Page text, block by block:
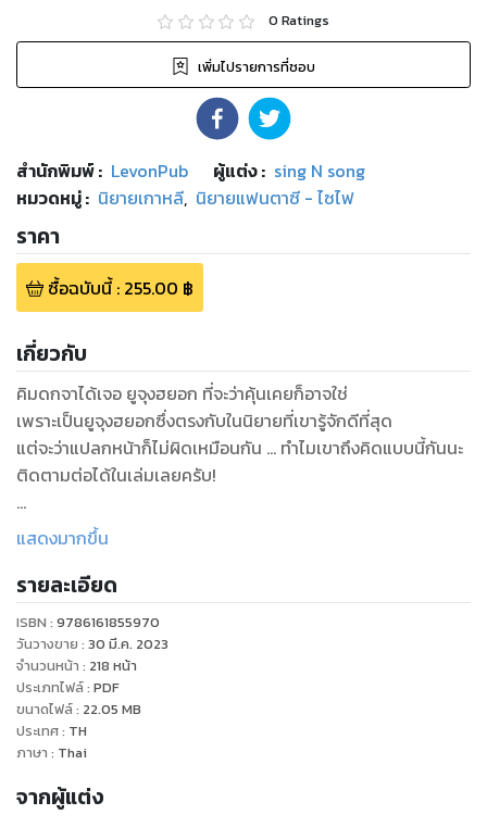
0 Ratings
เพิ่มไปรายการที่ชอบ
สำนักพิมพ์: LevonPub ผู้แต่ง : sing N song
หมวดหมู่: นิยายเกาหลี, นิยายแฟนตาซี - ไซไฟ
ราคา
ซื้อฉบับนี้: 255.00 ฿
เกี่ยวกับ
คิมดกจาได้เจอ ยูจุงฮยอก ที่จะว่าคุ้นเคยก็อาจใช่
เพราะเป็นยูจุงฮยอกซึ่งตรงกับในนิยายที่เขารู้จักดีที่สุด
แต่จะว่าแปลกหน้าก็ไม่ผิดเหมือนกัน … ทำไมเขาถึงคิดแบบนี้กันนะ
ติดตามต่อได้ในเล่มเลยครับ!
คิมดกจา ทำ ‘คำสาบานต่างโลก’ และถูกส่งมายัง ‘รอบที่ 1,863’
โลกนี้ยังคงเป็นเหมือนอย่างในนิยายที่เขาอ่านมาตลอดสิบปี
เขาจึงรู้วิธีรับมือกับยูจุงฮยอกของรอบนี้ผู้ซึ่งไม่ต่างกับอสูรร้าย
แต่เหตุไม่คาดคิดกลับเกิดขึ้น
สมาชิกกลุ่มที่ควรต้องตายไปแล้วกลับยังมีชีวิตอยู่
ซ้ำยังพากันมารุมไล่ล่ายูจุงฮยอก!
ไปแล้ว
แสดงมากขึ้น
รายละเอียด
ISBN : 9786161855970
วันวางขาย : 30 มี.ค. 2023
จำนวนหน้า : 218 หน้า
ประเภทไฟล์: PDF
ขนาดไฟล์: 22.05 MB
ประเทศ: TH
ภาษา : Thai
จากผู้แต่ง